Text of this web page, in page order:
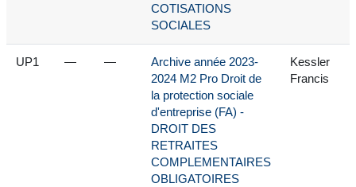
COTISATIONS
SOCIALES
UP1 — —
Archive année 2023-
2024 M2 Pro Droit de
la protection sociale
d'entreprise (FA) -
DROIT DES
RETRAITES
COMPLEMENTAIRES
OBLIGATOIRES
Kessler
Francis